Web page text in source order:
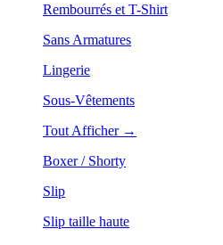
Rembourrés et T-Shirt
Sans Armatures
Lingerie
Sous-Vêtements
Tout Afficher →
Boxer / Shorty
Slip
Slip taille haute